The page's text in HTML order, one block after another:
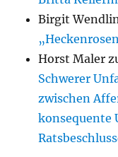
Birgit
Horst Maler
Schwerer
zwischen
konsequente